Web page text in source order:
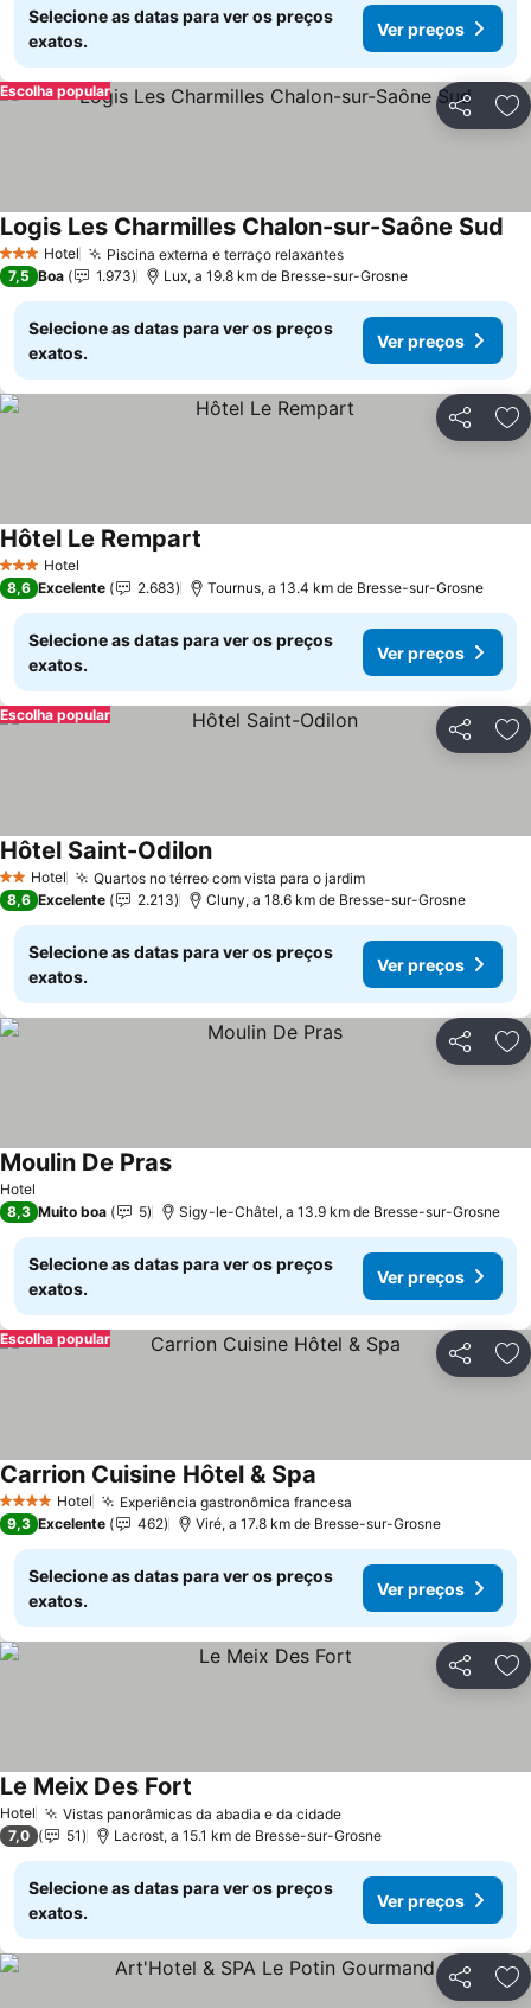
Selecione as datas para ver os preços
exatos.
Ver preços
Partilhar
Escolha popular
3 EstrelasHotel Piscina externa e terraço relaxantes
Logis Les Charmilles Chalon-sur-Saône Sud
7,5 Boa 1.973 Lux, a 19.8 km de Bresse-sur-Grosne
Selecione as datas para ver os preços
exatos.
Ver preços
Partilhar
3 EstrelasHotel
Hôtel Le Rempart
8,6 Excelente 2.683 Tournus, a 13.4 km de Bresse-sur-Grosne
Selecione as datas para ver os preços
exatos.
Ver preços
Partilhar
Escolha popular
2 Estrelas
Hotel Quartos no térreo com vista para o jardim
Hôtel Saint-Odilon
8,6 Excelente 2.213 Cluny, a 18.6 km de Bresse-sur-Grosne
Selecione as datas para ver os preços
exatos.
Ver preços
Partilhar
Hotel
Moulin De Pras
8,3 Muito boa 5 Sigy-le-Châtel, a 13.9 km de Bresse-sur-Grosne
Selecione as datas para ver os preços
exatos.
Ver preços
Partilhar
Escolha popular
4 EstrelasHotel Experiência gastronômica francesa
Carrion Cuisine Hôtel & Spa
9,3 Excelente 462 Viré, a 17.8 km de Bresse-sur-Grosne
Selecione as datas para ver os preços
exatos.
Ver preços
Partilhar
Hotel Vistas panorâmicas da abadia e da cidade
Le Meix Des Fort
7,0 51 Lacrost, a 15.1 km de Bresse-sur-Grosne
Selecione as datas para ver os preços
exatos.
Ver preços
Partilhar